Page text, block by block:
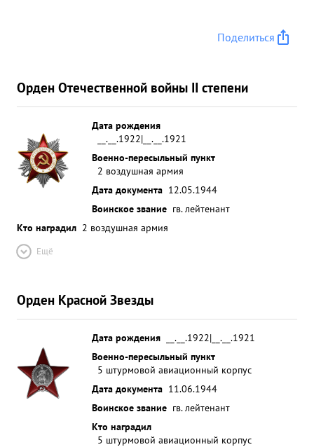
Поделиться
Орден Отечественной войны II степени
Дата рождения
__.__.1922|__.__.1921
Военно-пересыльный пункт
2 воздушная армия
Дата документа 12.05.1944
Воинское звание гв. лейтенант
Кто наградил 2 воздушная армия
Ещё
Орден Красной Звезды
Дата рождения
__.__.1922|__.__.1921
Военно-пересыльный пункт
5 штурмовой авиационный корпус
Дата документа 11.06.1944
Воинское звание гв. лейтенант
Кто наградил
5 штурмовой авиационный корпус